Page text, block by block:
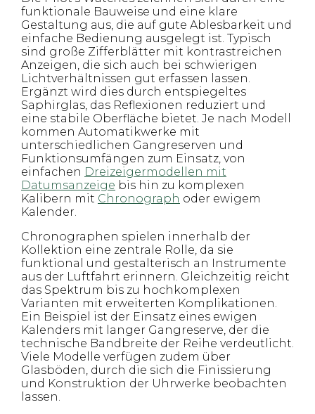
funktionale Bauweise und eine klare
Gestaltung aus, die auf gute Ablesbarkeit und
einfache Bedienung ausgelegt ist. Typisch
sind große Zifferblätter mit kontrastreichen
Anzeigen, die sich auch bei schwierigen
Lichtverhältnissen gut erfassen lassen.
Ergänzt wird dies durch entspiegeltes
Saphirglas, das Reflexionen reduziert und
eine stabile Oberfläche bietet. Je nach Modell
kommen Automatikwerke mit
unterschiedlichen Gangreserven und
Funktionsumfängen zum Einsatz, von
einfachen Dreizeigermodellen mit
Datumsanzeige bis hin zu komplexen
Kalibern mit Chronograph oder ewigem
Kalender.
Chronographen spielen innerhalb der
Kollektion eine zentrale Rolle, da sie
funktional und gestalterisch an Instrumente
aus der Luftfahrt erinnern. Gleichzeitig reicht
das Spektrum bis zu hochkomplexen
Varianten mit erweiterten Komplikationen.
Ein Beispiel ist der Einsatz eines ewigen
Kalenders mit langer Gangreserve, der die
technische Bandbreite der Reihe verdeutlicht.
Viele Modelle verfügen zudem über
Glasböden, durch die sich die Finissierung
und Konstruktion der Uhrwerke beobachten
lassen.